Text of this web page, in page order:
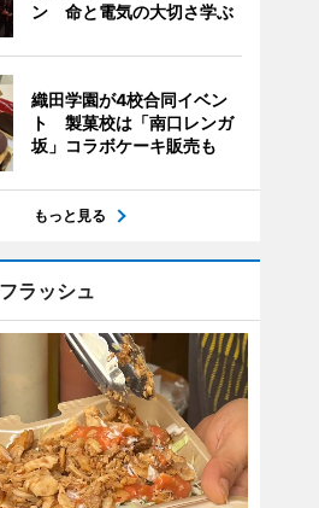
ン 命と電気の大切さ学ぶ
織田学園が4校合同イベン
ト 製菓校は「南口レンガ
坂」コラボケーキ販売も
もっと見る
ラッシュ